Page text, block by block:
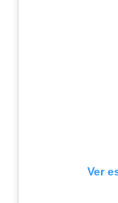
Ver